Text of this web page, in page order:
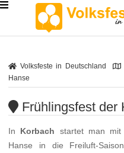
Volksfeste in Deutschland
Hanse
Frühlingsfest der
In Korbach startet man mit
Hanse in die Freiluft-